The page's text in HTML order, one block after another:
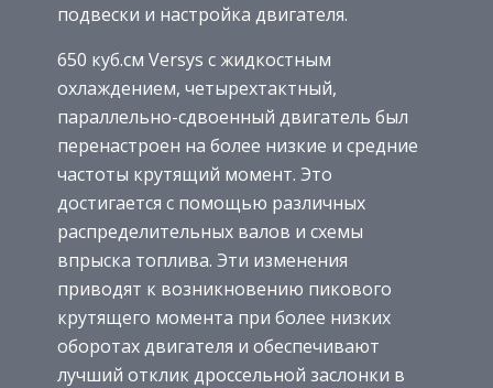
подвески и настройка двигателя.
650 куб.см Versys с жидкостным
охлаждением, четырехтактный,
параллельно-сдвоенный двигатель был
перенастроен на более низкие и средние
частоты крутящий момент. Это
достигается с помощью различных
распределительных валов и схемы
впрыска топлива. Эти изменения
приводят к возникновению пикового
крутящего момента при более низких
оборотах двигателя и обеспечивают
лучший отклик дроссельной заслонки в